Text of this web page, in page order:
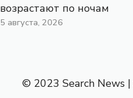
возрастают по ночам
5 августа, 2026
© 2023 Search News |